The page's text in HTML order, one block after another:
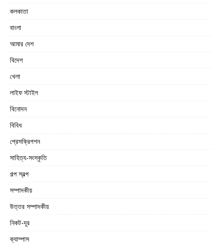
কলকাতা
বাংলা
আমার দেশ
বিদেশ
খেলা
লাইফ স্টাইল
বিনোদন
বিবিধ
প্রেসক্রিপশন
সাহিত্য-সংস্কৃতি
গল্প স্বল্প
সম্পাদকীয়
উত্তর সম্পাদকীয়
নিকট-দূর
ক্যাম্পাস